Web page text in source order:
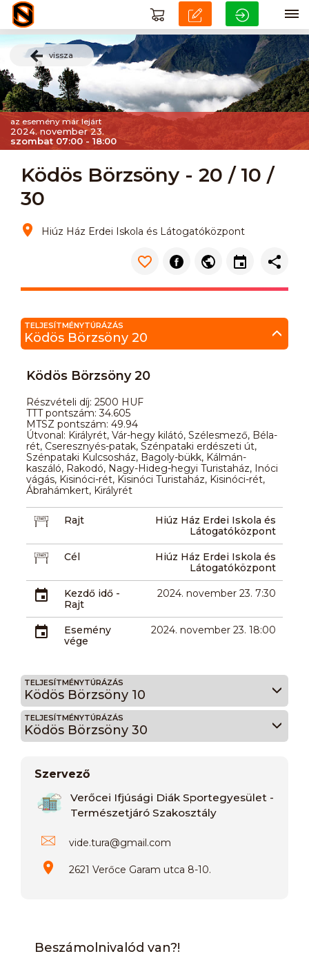
vissza
az esemény már lejárt
2024. november 23.
szombat 07:00 - 18:00
Ködös Börzsöny - 20 / 10 /
30
Hiúz Ház Erdei Iskola és Látogatóközpont
TELJESÍTMÉNYTÚRÁZÁS
Ködös Börzsöny 20
Ködös Börzsöny 20
Részvételi díj: 2500 HUF
TTT pontszám: 34.605
MTSZ pontszám: 49.94
Útvonal: Királyrét, Vár-hegy kilátó, Szélesmező, Béla-
rét, Cseresznyés-patak, Szénpataki erdészeti út,
Szénpataki Kulcsosház, Bagoly-bükk, Kálmán-
kaszáló, Rakodó, Nagy-Hideg-hegyi Turistaház, Inóci
vágás, Kisinóci-rét, Kisinóci Turistaház, Kisinóci-rét,
Ábrahámkert, Királyrét
Rajt
Hiúz Ház Erdei Iskola és
Látogatóközpont
Cél
Hiúz Ház Erdei Iskola és
Látogatóközpont
Kezdő idő -
Rajt
2024. november 23. 7:30
Esemény
vége
2024. november 23. 18:00
TELJESÍTMÉNYTÚRÁZÁS
Ködös Börzsöny 10
TELJESÍTMÉNYTÚRÁZÁS
Ködös Börzsöny 30
Szervező
Verőcei Ifjúsági Diák Sportegyesület -
Természetjáró Szakosztály
vide.tura@gmail.com
2621 Verőce Garam utca 8-10.
Beszámolnivalód van?!